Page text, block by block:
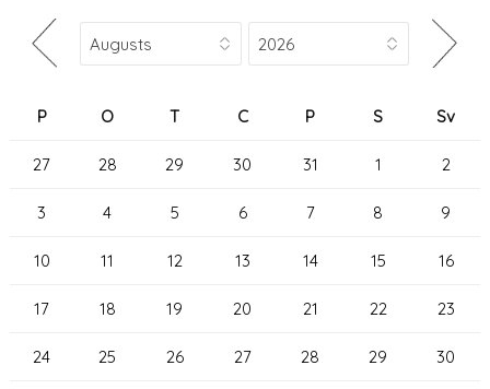
P O T C P S Sv
27 28 29 30 31 1 2
3 4 5 6 7 8 9
10 11 12 13 14 15 16
17 18 19 20 21 22 23
24 25 26 27 28 29 30